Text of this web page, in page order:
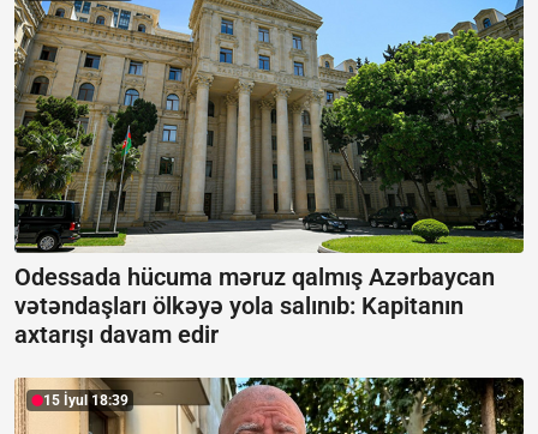
Odessada hücuma məruz qalmış Azərbaycan
vətəndaşları ölkəyə yola salınıb: Kapitanın
axtarışı davam edir
15 İyul 18:39